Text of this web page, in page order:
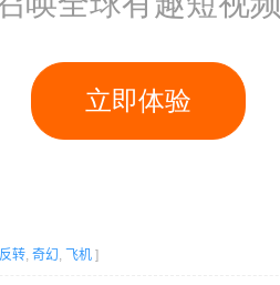
反转, 奇幻, 飞机 ]